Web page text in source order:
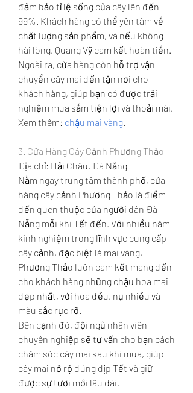
đảm bảo tỉ lệ sống của cây lên đến
99%. Khách hàng có thể yên tâm về
chất lượng sản phẩm, và nếu không
hài lòng, Quang Vỹ cam kết hoàn tiền.
Ngoài ra, cửa hàng còn hỗ trợ vận
chuyển cây mai đến tận nơi cho
khách hàng, giúp bạn có được trải
nghiệm mua sắm tiện lợi và thoải mái.
Xem thêm: chậu mai vàng.
3. Cửa Hàng Cây Cảnh Phương Thảo
Địa chỉ: Hải Châu, Đà Nẵng
Nằm ngay trung tâm thành phố, cửa
hàng cây cảnh Phương Thảo là điểm
đến quen thuộc của người dân Đà
Nẵng mỗi khi Tết đến. Với nhiều năm
kinh nghiệm trong lĩnh vực cung cấp
cây cảnh, đặc biệt là mai vàng,
Phương Thảo luôn cam kết mang đến
cho khách hàng những chậu hoa mai
đẹp nhất, với hoa đều, nụ nhiều và
màu sắc rực rỡ.
Bên cạnh đó, đội ngũ nhân viên
chuyên nghiệp sẽ tư vấn cho bạn cách
chăm sóc cây mai sau khi mua, giúp
cây mai nở rộ đúng dịp Tết và giữ
được sự tươi mới lâu dài.